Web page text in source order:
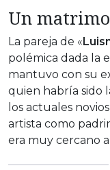
Un
La pareja de «
polémica dada la
mantuvo con su
quien habría sido
los actuales
artista como
era muy cercano